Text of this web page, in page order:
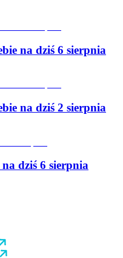
na dziś 6 sierpnia
na dziś 2 sierpnia
dziś 6 sierpnia